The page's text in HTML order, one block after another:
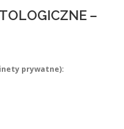
–
prywatne):